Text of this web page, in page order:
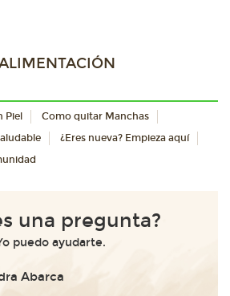
Piel
Como quitar Manchas
¿Eres nueva? Empieza aquí
una pregunta?
puedo ayudarte.
Abarca